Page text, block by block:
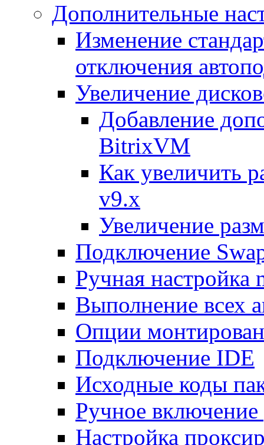
Дополнительные
Изменение
отключения
Увеличение
Добавление
BitrixVM
Как увеличить
v9.x
Увеличение
Подключение
Ручная настройка
Выполнение всех
Опции
Подключение IDE
Исходные коды
Ручное
Настройка